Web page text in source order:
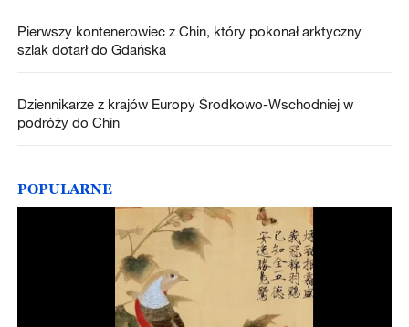
Pierwszy kontenerowiec z Chin, który pokonał arktyczny
szlak dotarł do Gdańska
Dziennikarze z krajów Europy Środkowo-Wschodniej w
podróży do Chin
POPULARNE